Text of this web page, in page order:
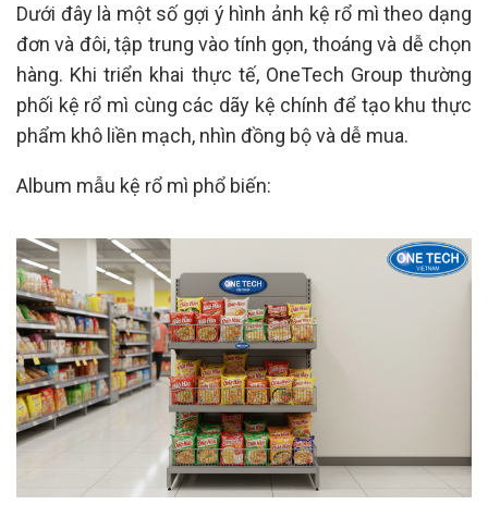
Dưới đây là một số gợi ý hình ảnh kệ rổ mì theo dạng
đơn và đôi, tập trung vào tính gọn, thoáng và dễ chọn
hàng. Khi triển khai thực tế, OneTech Group thường
phối kệ rổ mì cùng các dãy kệ chính để tạo khu thực
phẩm khô liền mạch, nhìn đồng bộ và dễ mua.
Album mẫu kệ rổ mì phổ biến: